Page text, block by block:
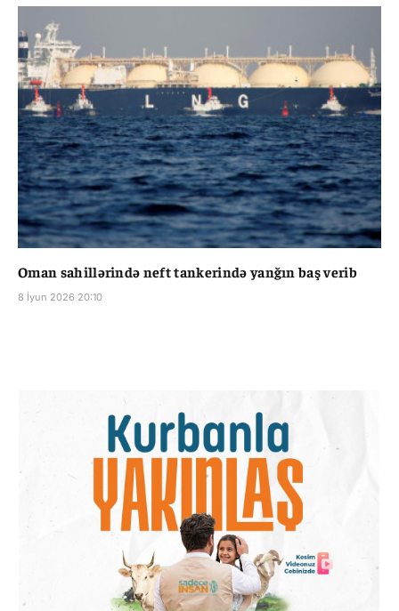
Oman sahillərində neft tankerində yanğın baş verib
8 İyun 2026 20:10